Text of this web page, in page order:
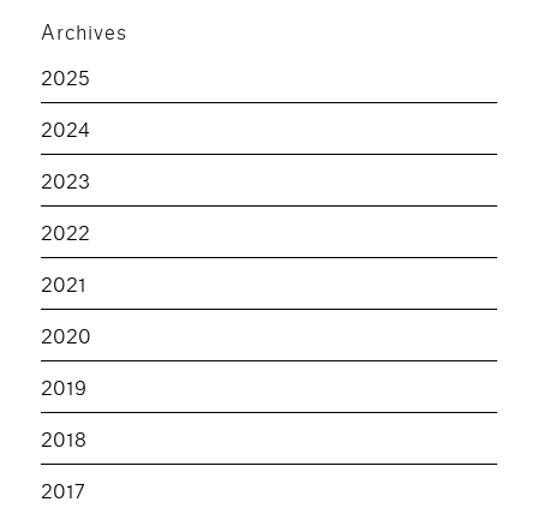
Archives
2025
2024
2023
2022
2021
2020
2019
2018
2017